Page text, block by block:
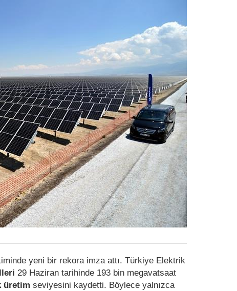
yeni bir rekora imza attı. Türkiye Elektrik
29 Haziran tarihinde 193 bin megavatsaat
üretim seviyesini kaydetti. Böylece yalnızca